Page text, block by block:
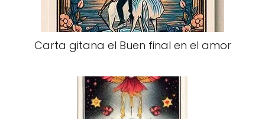
Carta gitana el Buen final en el amor